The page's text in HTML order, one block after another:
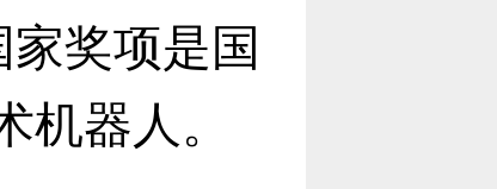
奖项是国
器人。